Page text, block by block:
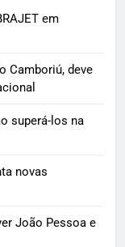
em
Camboriú, deve
superá-los na
novas
João Pessoa e